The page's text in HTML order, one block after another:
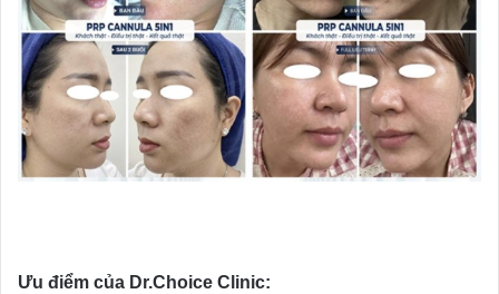
Ưu điểm của Dr.Choice Clinic: